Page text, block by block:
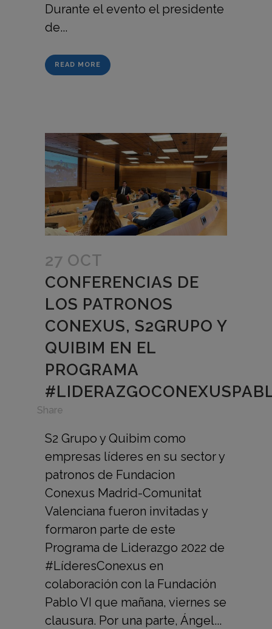
Durante el evento el presidente
de...
READ MORE
27 OCT
CONFERENCIAS DE
LOS PATRONOS
CONEXUS, S2GRUPO Y
QUIBIM EN EL
PROGRAMA
Share
S2 Grupo y Quibim como
empresas líderes en su sector y
patronos de Fundacion
Conexus Madrid-Comunitat
Valenciana fueron invitadas y
formaron parte de este
Programa de Liderazgo 2022 de
#LíderesConexus en
colaboración con la Fundación
Pablo VI que mañana, viernes se
clausura. Por una parte, Ángel...